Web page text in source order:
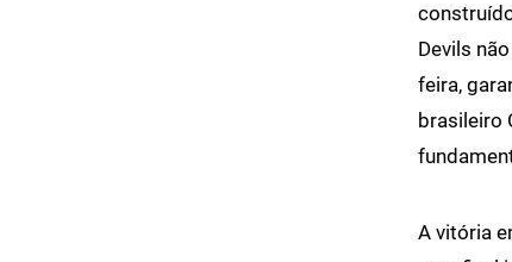
Devils
feira,
brasileiro
A vitória